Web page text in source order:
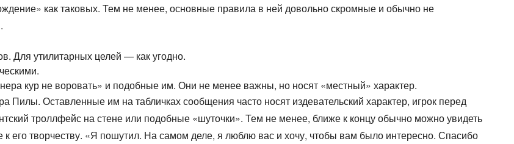
как таковых. Тем не менее, основные правила в ней довольно скромные и обычно не
Для утилитарных целей — как угодно.
кур не воровать» и подобные им. Они не менее важны, но носят «местный» характер.
Пилы. Оставленные им на табличках сообщения часто носят издевательский характер, игрок перед
троллфейс на стене или подобные «шуточки». Тем не менее, ближе к концу обычно можно увидеть
к его творчеству. «Я пошутил. На самом деле, я люблю вас и хочу, чтобы вам было интересно. Спасибо